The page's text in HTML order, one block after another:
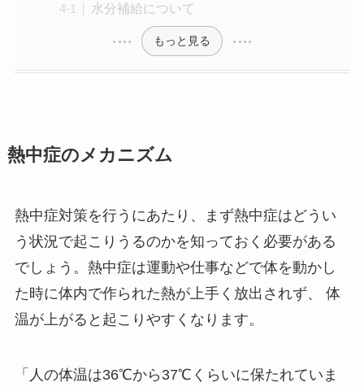
水分補給について
もっと見る
熱中症のメカニズム
熱中症対策を行うにあたり、まず熱中症はどうい
う状況で起こりうるのかを知っておく必要がある
でしょう。熱中症は運動や仕事などで体を動かし
た時に体内で作られた熱が上手く放出されず、 体
温が上がると起こりやすくなります。
「人の体温は36℃から37℃くらいに保たれていま